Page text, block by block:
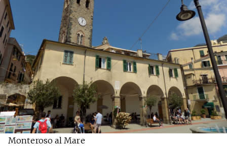
Monteroso al Mare